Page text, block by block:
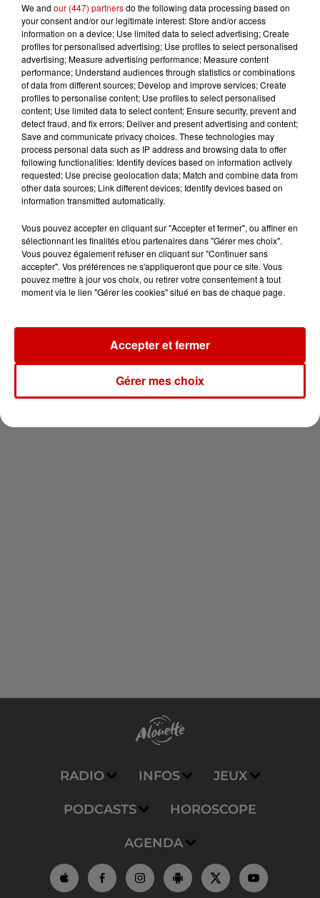
Le Duel - Gagnez vos entrées
pour l'un des zoos de nos
régions !
Destination Vacances - Gagnez
votre séjour en famille au cœur
de la...
Destination Vacances : inscrivez-
vous !
Newsletter
RADIO INFOS JEUX
PODCASTS HOROSCOPE
AGENDA
We and our (447) partnersdo the following data processing based on
your consent and/or our legitimate interest: Store and/or access
information on a device; Use limited data to select advertising; Create
profiles for personalised advertising; Use profiles to select personalised
advertising; Measure advertising performance; Measure content
performance; Understand audiences through statistics or combinations
of data from different sources; Develop and improve services; Create
profiles to personalise content; Use profiles to select personalised
content; Use limited data to select content; Ensure security, prevent and
detect fraud, and fix errors; Deliver and present advertising and content;
Save and communicate privacy choices. These technologies may
process personal data such as IP address and browsing data to offer
following functionalities: Identify devices based on information actively
requested; Use precise geolocation data; Match and combine data from
other data sources; Link different devices; Identify devices based on
information transmitted automatically.
Vous pouvez accepter en cliquant sur "Accepter et fermer", ou affiner en
sélectionnant les finalités et/ou partenaires dans "Gérer mes choix".
Vous pouvez également refuser en cliquant sur "Continuer sans
accepter". Vos préférences ne s'appliqueront que pour ce site. Vous
pouvez mettre à jour vos choix, ou retirer votre consentement à tout
moment via le lien "Gérer les cookies" situé en bas de chaque page.
Gérer mes choix
Accepter et fermer